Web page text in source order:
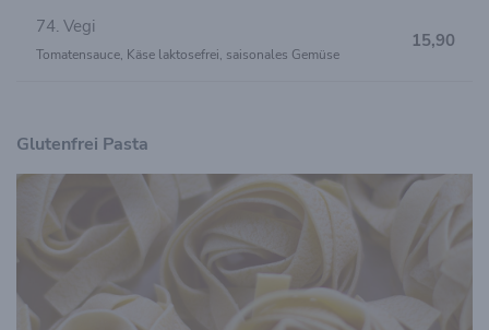
74. Vegi
Tomatensauce, Käse laktosefrei, saisonales Gemüse
15,90
Glutenfrei Pasta